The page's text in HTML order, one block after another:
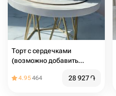
Торт с сердечками
(возможно добавить
4.95464 28 927֏